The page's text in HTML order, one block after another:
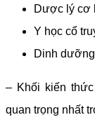
Dược lý cơ
Y học cổ
Dinh
– Khối kiến
quan trọng nhất